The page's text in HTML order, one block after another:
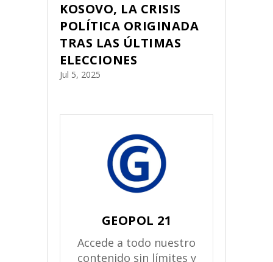
KOSOVO, LA CRISIS
POLÍTICA ORIGINADA
TRAS LAS ÚLTIMAS
ELECCIONES
Jul 5, 2025
GEOPOL 21
Accede a todo nuestro
contenido sin límites y